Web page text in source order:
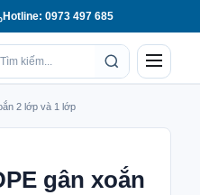
Hotline: 0973 497 685
Menu
2 lớp và 1 lớp
gân xoắn